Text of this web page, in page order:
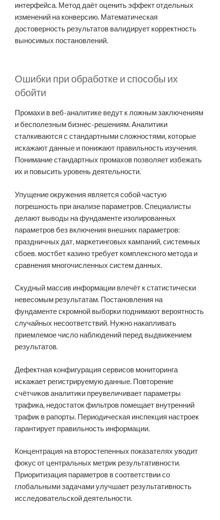
интерфейса. Метод даёт оценить эффект отдельных
изменений на конверсию. Математическая
достоверность результатов валидирует корректность
выносимых постановлений.
Ошибки при обработке и способы их
обойти
Промахи в веб-аналитике ведут к ложным заключениям
и бесполезным бизнес-решениям. Аналитики
сталкиваются с стандартными сложностями, которые
искажают данные и понижают правильность изучения.
Понимание стандартных промахов позволяет избежать
их и повысить уровень деятельности.
Упущение окружения является собой частую
погрешность при анализе параметров. Специалисты
делают выводы на фундаменте изолированных
параметров без включения внешних параметров:
праздничных дат, маркетинговых кампаний, системных
сбоев. мостбет казино требует комплексного метода и
сравнения многочисленных систем данных.
Скудный массив информации влечёт к статистически
невесомым результатам. Постановления на
фундаменте скромной выборки поднимают вероятность
случайных несоответствий. Нужно накапливать
приемлемое число наблюдений перед выдвижением
результатов.
Дефектная конфигурация сервисов мониторинга
искажает регистрируемую данные. Повторение
счётчиков аналитики преувеличивает параметры
трафика, недостаток фильтров помещает внутренний
трафик в рапорты. Периодическая инспекция настроек
гарантирует правильность информации.
Концентрация на второстепенных показателях уводит
фокус от центральных метрик результативности.
Приоритизация параметров в соответствии со
глобальными задачами улучшает результативность
исследовательской деятельности.